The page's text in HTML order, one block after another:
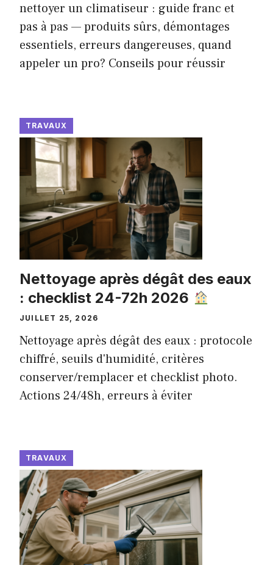
nettoyer un climatiseur : guide franc et
pas à pas — produits sûrs, démontages
essentiels, erreurs dangereuses, quand
appeler un pro? Conseils pour réussir
TRAVAUX
Nettoyage après dégât des eaux
: checklist 24-72h 2026
JUILLET 25, 2026
Nettoyage après dégât des eaux : protocole
chiffré, seuils d'humidité, critères
conserver/remplacer et checklist photo.
Actions 24/48h, erreurs à éviter
TRAVAUX